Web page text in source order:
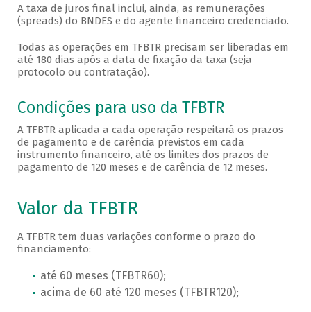
A taxa de juros final inclui, ainda, as remunerações
(spreads) do BNDES e do agente financeiro credenciado.
Todas as operações em TFBTR precisam ser liberadas em
até 180 dias após a data de fixação da taxa (seja
protocolo ou contratação).
Condições para uso da TFBTR
A TFBTR aplicada a cada operação respeitará os prazos
de pagamento e de carência previstos em cada
instrumento financeiro, até os limites dos prazos de
pagamento de 120 meses e de carência de 12 meses.
Valor da TFBTR
A TFBTR tem duas variações conforme o prazo do
financiamento:
até 60 meses (TFBTR60);
acima de 60 até 120 meses (TFBTR120);